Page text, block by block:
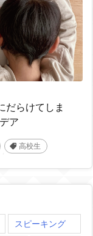
だらけてしま
ア
高校生
スピーキング